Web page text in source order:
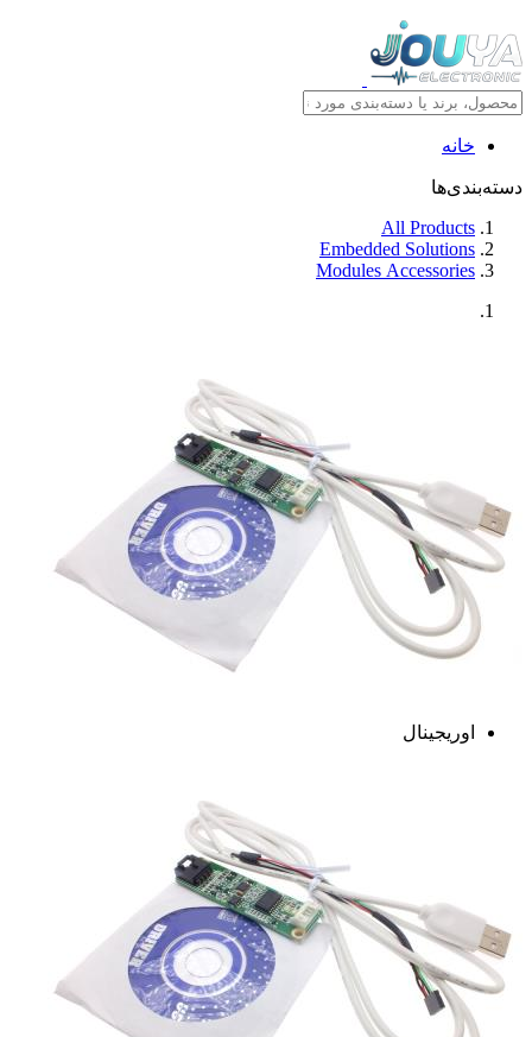
خانه
دسته‌بندی‌ها
All Products
Embedded Solutions
Modules Accessories
اوریجینال